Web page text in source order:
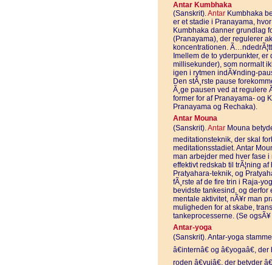
Antar Kumbhaka
(Sanskrit).Antar Kumbhaka
er et stadie i Pranayama,
Kumbhaka danner grundlag
(Pranayama), der regulerer
koncentrationen.
Imellem de to yderpunkter,
millisekunder), som normalt
igen i rytmen indÃ¥nding-
Den stÃ¸rste pause
Ã¸ge pausen ved at regulere
former for af Pranayama- og
Pranayama og Rechaka).
Antar Mouna
(Sanskrit).Antar Mouna
meditationsteknik, der skal
meditationsstadiet. Antar
man arbejder med hver fase
effektivt redskab til trÃ¦ning
Pratyahara-teknik, og
fÃ¸rste af de fire trin i Raja-
bevidste tankesind, og derfor
mentale aktivitet, nÃ¥r man
muligheden for at skabe,
tankeprocesserne. (Se
Antar-yoga
(Sanskrit). Antar-yoga
â€internâ€ og â€yogaâ€,
roden â€yujâ€, der betyder